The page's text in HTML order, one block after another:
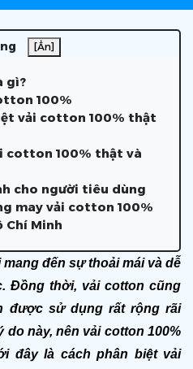
[Ẩn]
gì?
100%
vải cotton 100% thật
cotton 100% thật và
cho người tiêu dùng
may vải cotton 100%
Chí Minh
mang đến sự thoải mái và dễ
Đồng thời, vải cotton cũng
được sử dụng rất rộng rãi
do này, nên vải cotton 100%
đây là cách phân biệt vải